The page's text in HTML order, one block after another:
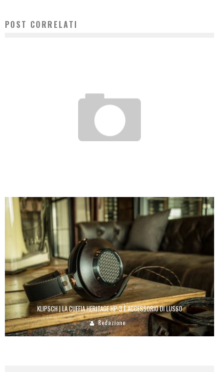
POST CORRELATI
KLIPSCH | LA CUFFIA HERITAGE HP-3 È ACCESSORIO DI LUSSO
Redazione